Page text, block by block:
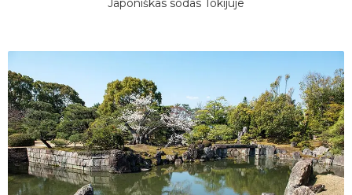
Japoniškas sodas Tokijuje